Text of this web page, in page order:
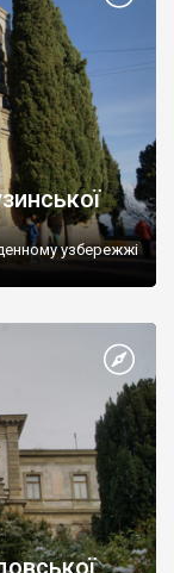
узбережжі